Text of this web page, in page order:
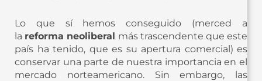
Lo que sí hemos conseguido (merced a
la reforma neoliberal más trascendente que este
país ha tenido, que es su apertura comercial) es
conservar una parte de nuestra importancia en el
mercado norteamericano. Sin embargo, las